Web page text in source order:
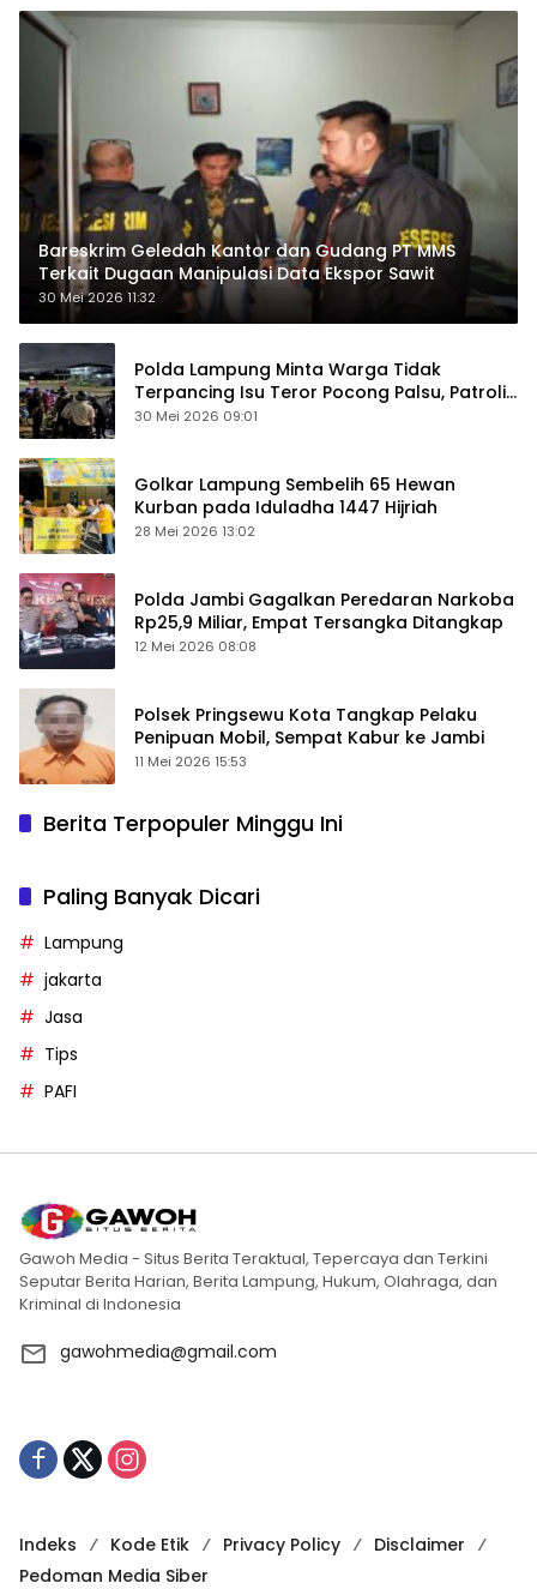
Bareskrim Geledah Kantor dan Gudang PT MMS
Terkait Dugaan Manipulasi Data Ekspor Sawit
30 Mei 2026 11:32
Polda Lampung Minta Warga Tidak
Terpancing Isu Teror Pocong Palsu, Patroli
Keamanan Ditingkatkan
30 Mei 2026 09:01
Golkar Lampung Sembelih 65 Hewan
Kurban pada Iduladha 1447 Hijriah
28 Mei 2026 13:02
Polda Jambi Gagalkan Peredaran Narkoba
Rp25,9 Miliar, Empat Tersangka Ditangkap
12 Mei 2026 08:08
Polsek Pringsewu Kota Tangkap Pelaku
Penipuan Mobil, Sempat Kabur ke Jambi
11 Mei 2026 15:53
Berita Terpopuler Minggu Ini
Paling Banyak Dicari
Lampung
jakarta
Jasa
Tips
PAFI
Gawoh Media - Situs Berita Teraktual, Tepercaya dan Terkini
Seputar Berita Harian, Berita Lampung, Hukum, Olahraga, dan
Kriminal di Indonesia
gawohmedia@gmail.com
Indeks Kode Etik Privacy Policy
Disclaimer
Pedoman Media Siber